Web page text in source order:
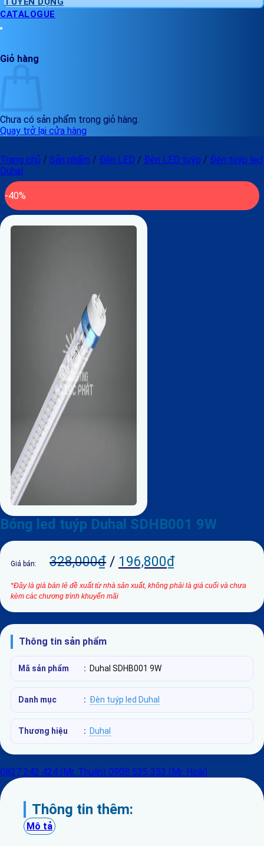
CATALOGUE
Giỏ hàng
Chưa có sản phẩm trong giỏ hàng.
Quay trở lại cửa hàng
Trang chủ / Sản phẩm / Đèn LED / Đèn LED tuýp / Đèn tuýp led
Duhal
-40%
Bóng led tuýp Duhal SDHB001 9W
Giá bán: 328,000₫ / 196,800₫
*Đây là giá bán lẻ đề xuất từ nhà sản xuất, không phải là giá cuối và chưa
kèm các chương trình khuyến mãi
Thông tin sản phẩm
Mã sản phẩm : Duhal SDHB001 9W
Danh mục : Đèn tuýp led Duhal
Thương hiệu : Duhal
0827 242 424 (Mr. Thuận) 0908 535 353 (Mr. Hoài)
Thông tin thêm:
Mô tả